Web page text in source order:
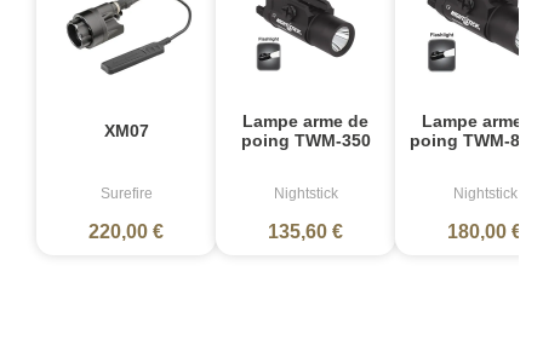
XM07
Surefire
220,00 €
Lampe arme de
poing TWM-350
Nightstick
135,60 €
Lampe arme
poing TWM-
Nightstick
180,00 €